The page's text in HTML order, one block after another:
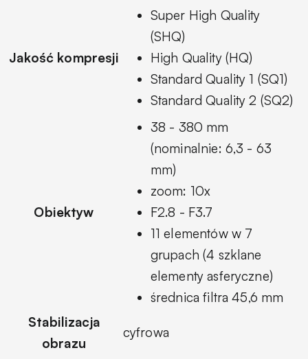
Jakość kompresji
Super High Quality
(SHQ)
High Quality (HQ)
Standard Quality 1 (SQ1)
Standard Quality 2 (SQ2)
Obiektyw
38 - 380 mm
(nominalnie: 6,3 - 63
mm)
zoom: 10x
F2.8 - F3.7
11 elementów w 7
grupach (4 szklane
elementy asferyczne)
średnica filtra 45,6 mm
Stabilizacja
obrazu
cyfrowa